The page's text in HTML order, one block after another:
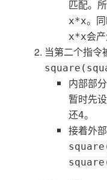
匹配。
x*x。
x*x会
当第二个指令
内部部分
暂时先设
还4。
接着外